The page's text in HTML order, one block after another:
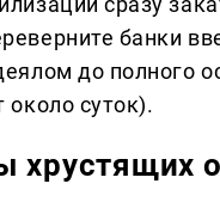
банки
до полного
около суток).
хрустящих